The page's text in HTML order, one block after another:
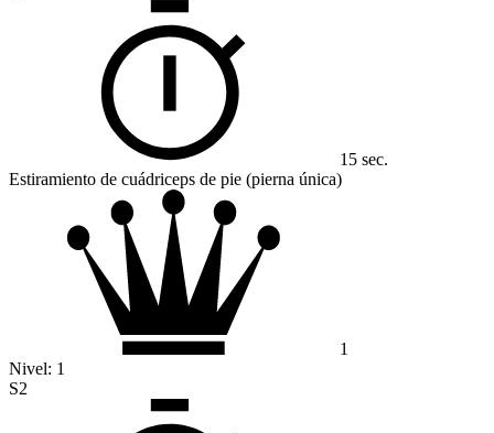
15 sec.
Estiramiento de cuádriceps de pie (pierna única)
1
Nivel: 1
S2